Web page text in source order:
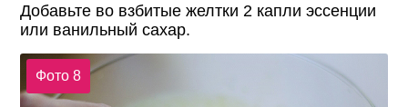
Добавьте во взбитые желтки 2 капли эссенции
или ванильный сахар.
Фото 8